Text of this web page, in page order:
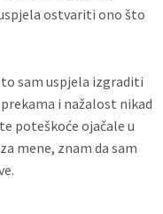
ostvariti ono što
sam uspjela izgraditi
i nažalost nikad
poteškoće ojačale u
mene, znam da sam